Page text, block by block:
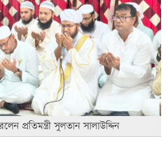
প্রতিমন্ত্রী সুলতান সালাউদ্দিন